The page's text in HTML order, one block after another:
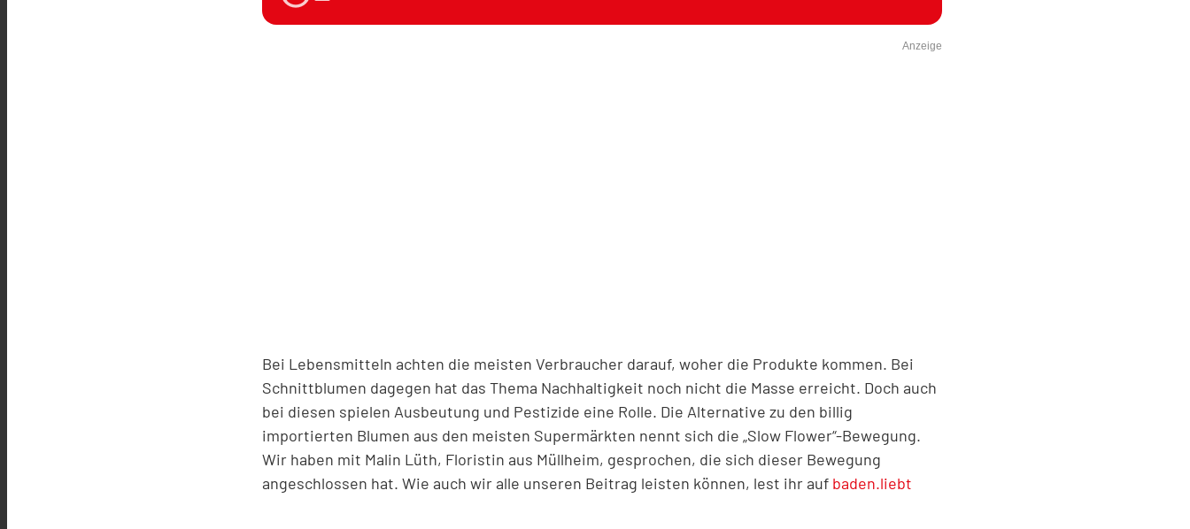
Anzeige
Bei Lebensmitteln achten die meisten Verbraucher darauf, woher die Produkte kommen. Bei
Schnittblumen dagegen hat das Thema Nachhaltigkeit noch nicht die Masse erreicht. Doch auch
bei diesen spielen Ausbeutung und Pestizide eine Rolle. Die Alternative zu den billig
importierten Blumen aus den meisten Supermärkten nennt sich die „Slow Flower“-Bewegung.
Wir haben mit Malin Lüth, Floristin aus Müllheim, gesprochen, die sich dieser Bewegung
angeschlossen hat. Wie auch wir alle unseren Beitrag leisten können, lest ihr auf baden.liebt